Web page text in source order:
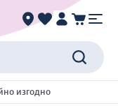
изгодно